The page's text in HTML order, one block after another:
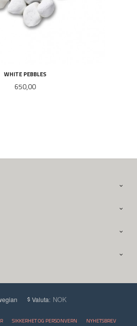
WHITE PEBBLES
Pris
650,00
Valuta: NOK
SIKKERHET OG PERSONVERN NYHETSBREV